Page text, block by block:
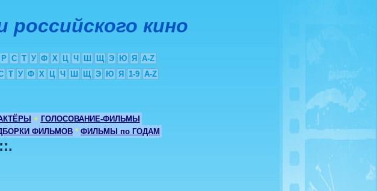
кино
Р С Т У Ф Х Ц Ч Ш Щ Э Ю Я
A-Z
Т У Ф Х Ц Ч Ш Щ Э Ю Я 1-9 A-Z
+ ГОЛОСОВАНИЕ-ФИЛЬМЫ
ФИЛЬМОВ * ФИЛЬМЫ по ГОДАМ